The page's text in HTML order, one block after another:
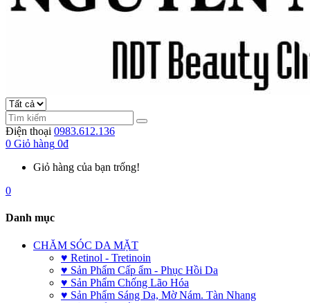
Điện thoại 0983.612.136
0 Giỏ hàng 0đ
Giỏ hàng của bạn trống!
0
Danh mục
CHĂM SÓC DA MẶT
♥ Retinol - Tretinoin
♥ Sản Phẩm Cấp ẩm - Phục Hồi Da
♥ Sản Phẩm Chống Lão Hóa
♥ Sản Phẩm Sáng Da, Mờ Nám. Tàn Nhang